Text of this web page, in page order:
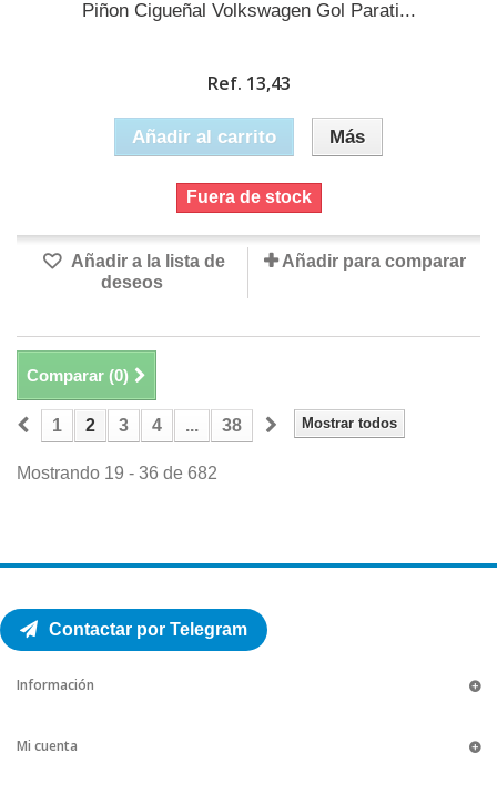
Piñon Cigueñal Volkswagen Gol Parati...
Ref. 13,43
Añadir al carrito Más
Fuera de stock
Añadir a la lista de
deseos
Añadir para comparar
Comparar (0)
Mostrar todos
1 2 3 4 ... 38
Mostrando 19 - 36 de 682
Contactar por Telegram
Información
Mi cuenta